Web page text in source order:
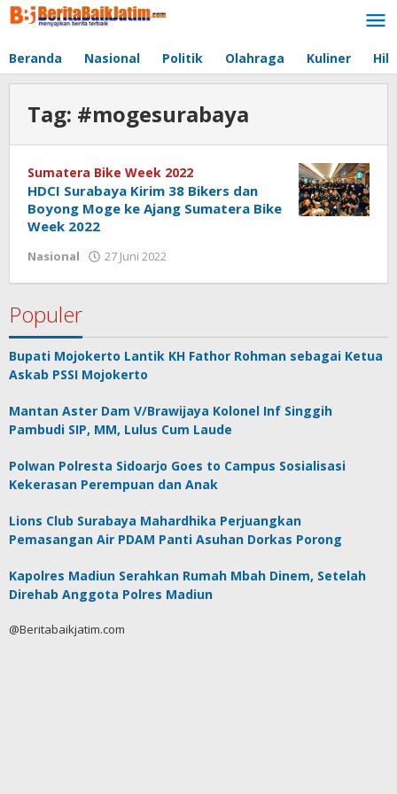
Lewati
ke
Beranda Nasional Politik Olahraga Kuliner
Tag: #mogesurabaya
Sumatera Bike Week 2022
HDCI Surabaya Kirim 38 Bikers dan
Boyong Moge ke Ajang Sumatera Bike
Week 2022
Nasional 27 Juni 2022
Populer
Bupati Mojokerto Lantik KH Fathor Rohman sebagai Ketua
Askab PSSI Mojokerto
Mantan Aster Dam V/Brawijaya Kolonel Inf Singgih
Pambudi SIP, MM, Lulus Cum Laude
Polwan Polresta Sidoarjo Goes to Campus Sosialisasi
Kekerasan Perempuan dan Anak
Lions Club Surabaya Mahardhika Perjuangkan
Pemasangan Air PDAM Panti Asuhan Dorkas Porong
Kapolres Madiun Serahkan Rumah Mbah Dinem, Setelah
Direhab Anggota Polres Madiun
@Beritabaikjatim.com